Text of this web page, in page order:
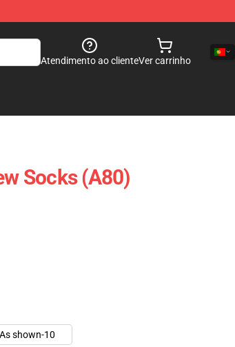
Atendimento ao clienteVer carrinho
Socks (A80)
As shown-10